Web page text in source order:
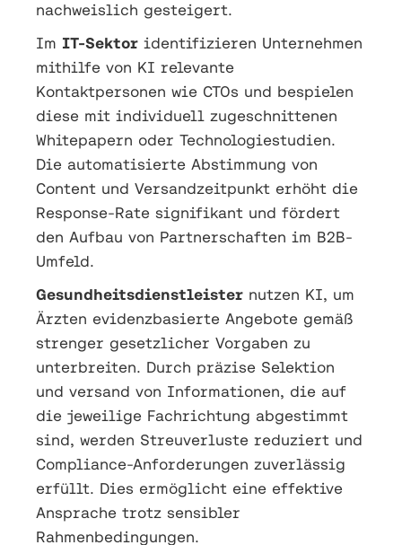
nachweislich gesteigert.
Im IT-Sektor identifizieren Unternehmen
mithilfe von KI relevante
Kontaktpersonen wie CTOs und bespielen
diese mit individuell zugeschnittenen
Whitepapern oder Technologiestudien.
Die automatisierte Abstimmung von
Content und Versandzeitpunkt erhöht die
Response-Rate signifikant und fördert
den Aufbau von Partnerschaften im B2B-
Umfeld.
Gesundheitsdienstleister nutzen KI, um
Ärzten evidenzbasierte Angebote gemäß
strenger gesetzlicher Vorgaben zu
unterbreiten. Durch präzise Selektion
und versand von Informationen, die auf
die jeweilige Fachrichtung abgestimmt
sind, werden Streuverluste reduziert und
Compliance-Anforderungen zuverlässig
erfüllt. Dies ermöglicht eine effektive
Ansprache trotz sensibler
Rahmenbedingungen.